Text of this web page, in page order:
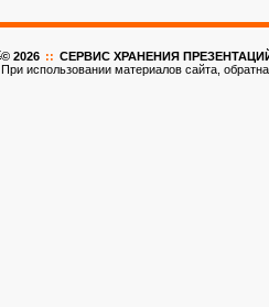
© 2026 :: CЕРВИС ХРАНЕНИЯ ПРЕЗЕНТАЦИЙ
При использовании материалов сайта,